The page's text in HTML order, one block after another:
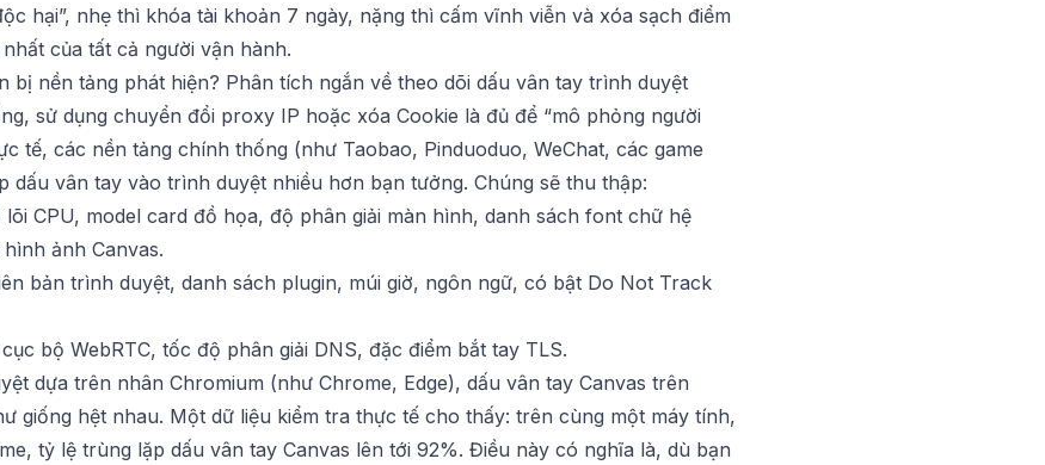
hại”, nhẹ thì khóa tài khoản 7 ngày, nặng thì cấm vĩnh viễn và xóa sạch điểm
của tất cả người vận hành.
bị nền tảng phát hiện? Phân tích ngắn về theo dõi dấu vân tay trình duyệt
sử dụng chuyển đổi proxy IP hoặc xóa Cookie là đủ để “mô phỏng người
tế, các nền tảng chính thống (như Taobao, Pinduoduo, WeChat, các game
dấu vân tay vào trình duyệt nhiều hơn bạn tưởng. Chúng sẽ thu thập:
lõi CPU, model card đồ họa, độ phân giải màn hình, danh sách font chữ hệ
ảnh Canvas.
bản trình duyệt, danh sách plugin, múi giờ, ngôn ngữ, có bật Do Not Track
bộ WebRTC, tốc độ phân giải DNS, đặc điểm bắt tay TLS.
dựa trên nhân Chromium (như Chrome, Edge), dấu vân tay Canvas trên
giống hệt nhau. Một dữ liệu kiểm tra thực tế cho thấy: trên cùng một máy tính,
tỷ lệ trùng lặp dấu vân tay Canvas lên tới 92%. Điều này có nghĩa là, dù bạn